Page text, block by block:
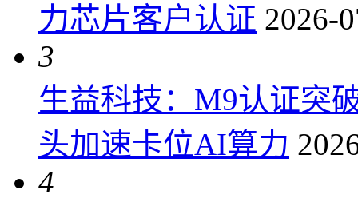
力芯片客户认证 2026-
3
生益科技：M9认证突
头加速卡位AI算力
4